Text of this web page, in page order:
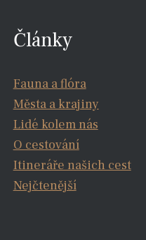
Články
Fauna a flóra
Města a krajiny
Lidé kolem nás
O cestování
Itineráře našich cest
Nejčtenější